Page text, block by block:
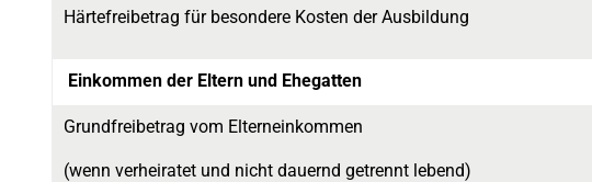
Härtefreibetrag für besondere Kosten der Ausbildung
Einkommen der Eltern und Ehegatten
Grundfreibetrag vom Elterneinkommen
(wenn verheiratet und nicht dauernd getrennt lebend)